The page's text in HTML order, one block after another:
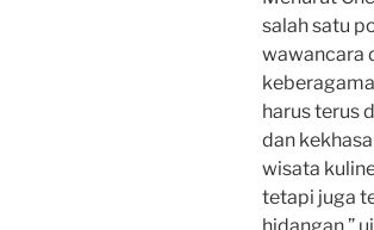
salah satu
wawancara
harus terus
dan
wisata
tetapi juga